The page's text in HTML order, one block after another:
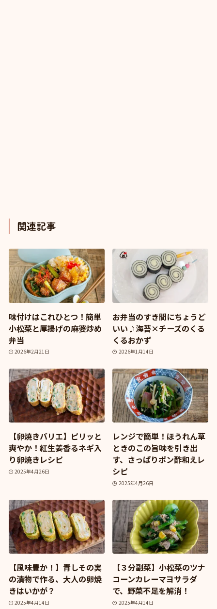
関連記事
味付けはこれひとつ！簡単
小松菜と厚揚げの麻婆炒め
弁当
2026年2月21日
お弁当のすき間にちょうど
いい♪海苔×チーズのくる
くるおかず
2026年1月14日
【卵焼きバリエ】ピリッと
爽やか！紅生姜香るネギ入
り卵焼きレシピ
2025年4月26日
レンジで簡単！ほうれん草
ときのこの旨味を引き出
す、さっぱりポン酢和えレ
シピ
2025年4月26日
【風味豊か！】青しその実
の漬物で作る、大人の卵焼
きはいかが？
2025年4月14日
【３分副菜】小松菜のツナ
コーンカレーマヨサラダ
で、野菜不足を解消！
2025年4月14日